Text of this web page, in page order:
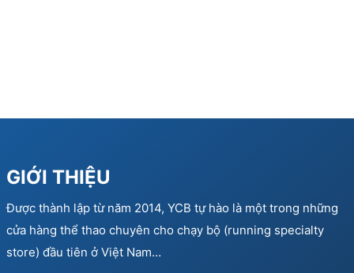
GIỚI THIỆU
Được thành lập từ năm 2014, YCB tự hào là một trong những
cửa hàng thể thao chuyên cho chạy bộ (running specialty
store) đầu tiên ở Việt Nam…